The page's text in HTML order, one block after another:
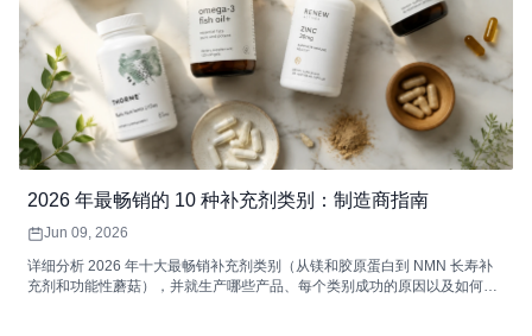
2026 年最畅销的 10 种补充剂类别：制造商指南
Jun 09, 2026
详细分析 2026 年十大最畅销补充剂类别（从镁和胶原蛋白到 NMN 长寿补
充剂和功能性蘑菇），并就生产哪些产品、每个类别成功的原因以及如何实